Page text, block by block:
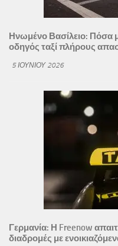
Ηνωμένο Βασίλειο: Πόσα
οδηγός ταξί πλήρους
5 ΙΟΥΝΊΟΥ 2026
Γερμανία: Η Freenow
διαδρομές με